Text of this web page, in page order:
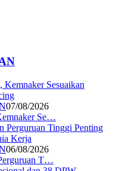
07/08/2026
Se…
06/08/2026
T…